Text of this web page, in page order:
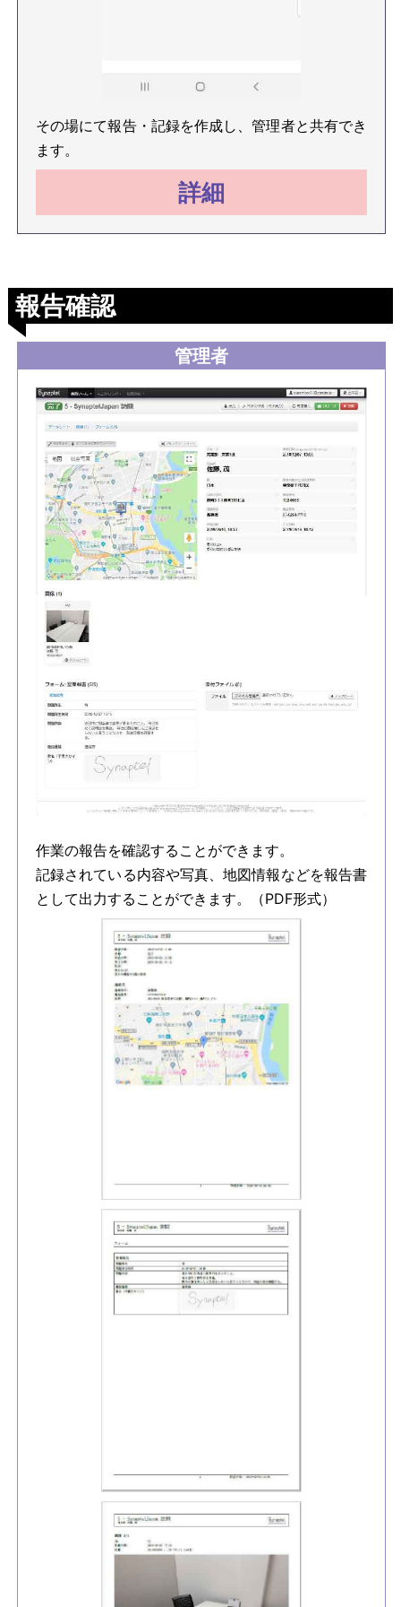
その場にて報告・記録を作成し、管理者と共有でき
ます。
詳細
報告確認
管理者
作業の報告を確認することができます。
記録されている内容や写真、地図情報などを報告書
として出力することができます。（PDF形式）